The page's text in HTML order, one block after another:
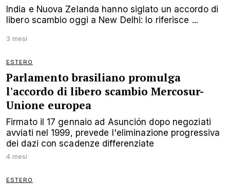
India e Nuova Zelanda hanno siglato un accordo di
libero scambio oggi a New Delhi: lo riferisce ...
3 mesi
ESTERO
Parlamento brasiliano promulga
l'accordo di libero scambio Mercosur-
Unione europea
Firmato il 17 gennaio ad Asunción dopo negoziati
avviati nel 1999, prevede l'eliminazione progressiva
dei dazi con scadenze differenziate
4 mesi
ESTERO